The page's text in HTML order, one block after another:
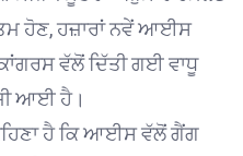
ਹੋਣ, ਹਜ਼ਾਰਾਂ ਨਵੇਂ ਆਈਸ
ਵੱਲੋਂ ਦਿੱਤੀ ਗਈ ਵਾਧੂ
ਆਈ ਹੈ।
ਹੈ ਕਿ ਆਈਸ ਵੱਲੋਂ ਗੈਂਗ